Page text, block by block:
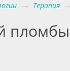
→ Терапия →